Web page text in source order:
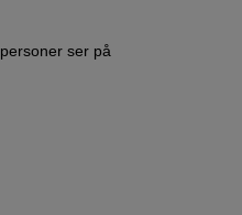
personer ser på